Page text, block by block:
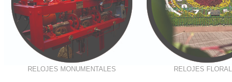
RELOJES MONUMENTALES RELOJES